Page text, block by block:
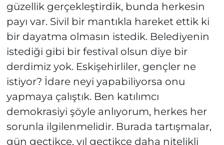
güzellik gerçekleştirdik, bunda herkesin
payı var. Sivil bir mantıkla hareket ettik ki
bir dayatma olmasın istedik. Belediyenin
istediği gibi bir festival olsun diye bir
derdimiz yok. Eskişehirliler, gençler ne
istiyor? İdare neyi yapabiliyorsa onu
yapmaya çalıştık. Ben katılımcı
demokrasiyi şöyle anlıyorum, herkes her
sorunla ilgilenmelidir. Burada tartışmalar,
gün geçtikçe, yıl geçtikçe daha nitelikli